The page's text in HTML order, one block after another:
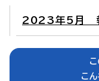
2023年5月
こ